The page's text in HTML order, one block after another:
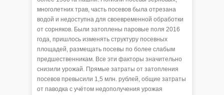
многолетних трав, часть посевов была отрезана
водой и недоступна для своевременной обработки
от сорняков. Были затоплены паровые поля 2016
года, пришлось изменять структуру посевных
площадей, размещать посевы по более слабым
предшественникам. Все эти факторы значительно
снизили урожай. Прямые затраты от затопления
посевов превысили 1,5 млн. рублей, общие затраты
от паводка с учётом недополучения урожая